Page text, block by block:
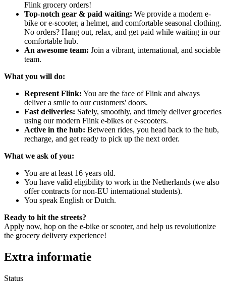
Flink grocery orders!
Top-notch gear & paid waiting: We provide a modern e-
bike or e-scooter, a helmet, and comfortable seasonal clothing.
No orders? Hang out, relax, and get paid while waiting in our
comfortable hub.
An awesome team: Join a vibrant, international, and sociable
team.
What you will do:
Represent Flink: You are the face of Flink and always
deliver a smile to our customers' doors.
Fast deliveries: Safely, smoothly, and timely deliver groceries
using our modern Flink e-bikes or e-scooters.
Active in the hub: Between rides, you head back to the hub,
recharge, and get ready to pick up the next order.
What we ask of you:
You are at least 16 years old.
You have valid eligibility to work in the Netherlands (we also
offer contracts for non-EU international students).
You speak English or Dutch.
Ready to hit the streets?
Apply now, hop on the e-bike or scooter, and help us revolutionize
the grocery delivery experience!
Extra informatie
Status